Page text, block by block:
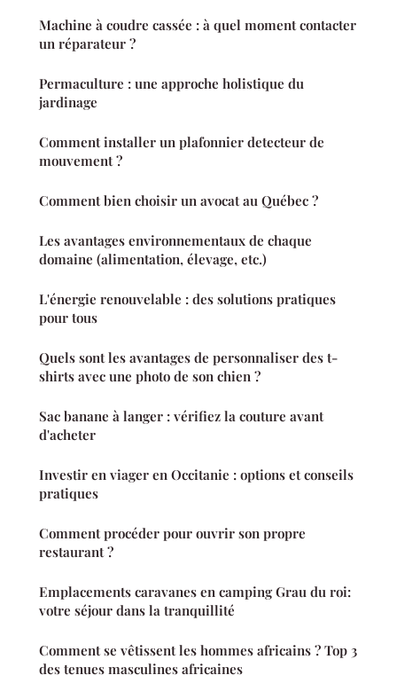
Machine à coudre cassée : à quel moment contacter
un réparateur ?
Permaculture : une approche holistique du
jardinage
Comment installer un plafonnier detecteur de
mouvement ?
Comment bien choisir un avocat au Québec ?
Les avantages environnementaux de chaque
domaine (alimentation, élevage, etc.)
L'énergie renouvelable : des solutions pratiques
pour tous
Quels sont les avantages de personnaliser des t-
shirts avec une photo de son chien ?
Sac banane à langer : vérifiez la couture avant
d'acheter
Investir en viager en Occitanie : options et conseils
pratiques
Comment procéder pour ouvrir son propre
restaurant ?
Emplacements caravanes en camping Grau du roi:
votre séjour dans la tranquillité
Comment se vêtissent les hommes africains ? Top 3
des tenues masculines africaines